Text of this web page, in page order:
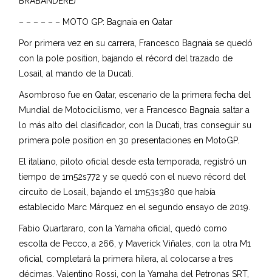
– – – – – – MOTO GP: Bagnaia en Qatar
Por primera vez en su carrera, Francesco Bagnaia se quedó
con la pole position, bajando el récord del trazado de
Losail, al mando de la Ducati.
Asombroso fue en Qatar, escenario de la primera fecha del
Mundial de Motocicilismo, ver a Francesco Bagnaia saltar a
lo más alto del clasificador, con la Ducati, tras conseguir su
primera pole position en 30 presentaciones en MotoGP.
El italiano, piloto oficial desde esta temporada, registró un
tiempo de 1m52s772 y se quedó con el nuevo récord del
circuito de Losail, bajando el 1m53s380 que había
establecido Marc Márquez en el segundo ensayo de 2019.
Fabio Quartararo, con la Yamaha oficial, quedó como
escolta de Pecco, a 266, y Maverick Viñales, con la otra M1
oficial, completará la primera hilera, al colocarse a tres
décimas. Valentino Rossi, con la Yamaha del Petronas SRT,